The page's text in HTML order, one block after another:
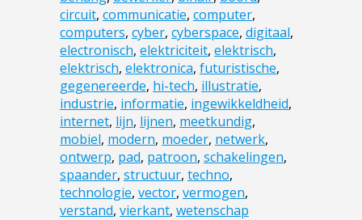
circuit, communicatie, computer,
computers, cyber, cyberspace, digitaal,
electronisch, elektriciteit, elektrisch,
elektrisch, elektronica, futuristische,
gegenereerde, hi-tech, illustratie,
industrie, informatie, ingewikkeldheid,
internet, lijn, lijnen, meetkundig,
mobiel, modern, moeder, netwerk,
ontwerp, pad, patroon, schakelingen,
spaander, structuur, techno,
technologie, vector, vermogen,
verstand, vierkant, wetenschap